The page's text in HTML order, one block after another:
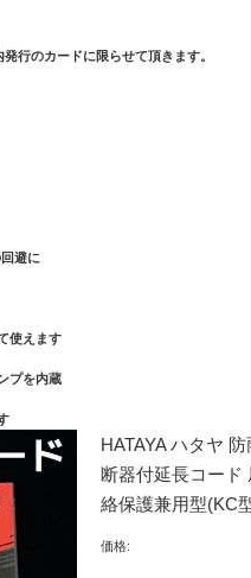
行のカードに限らせて頂きます。
避に
使えます
プを内蔵
HATAYA ハタヤ
断器付延長コード
絡保護兼用型(KC
価格: